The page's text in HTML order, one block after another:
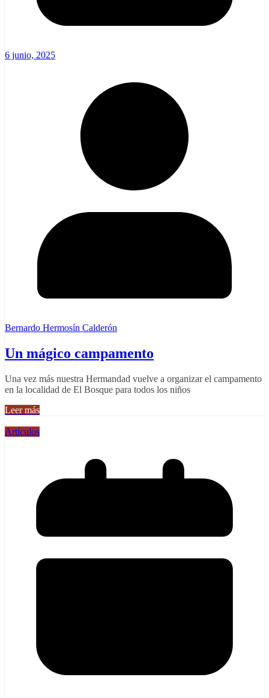
6 junio, 2025
Bernardo Hermosín Calderón
Un mágico campamento
Una vez más nuestra Hermandad vuelve a organizar el campamento
en la localidad de El Bosque para todos los niños
Leer más
Artículos